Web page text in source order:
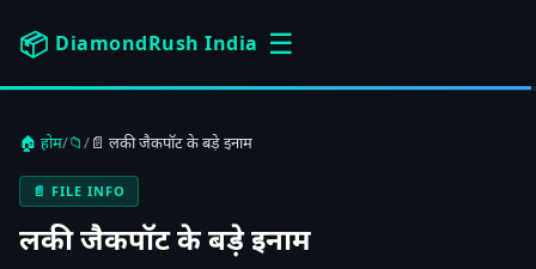
📦 DiamondRush India ☰
🏠 होम/📁/📄 लकी जैकपॉट के बड़े इनाम
📄 FILE INFO
लकी जैकपॉट के बड़े इनाम